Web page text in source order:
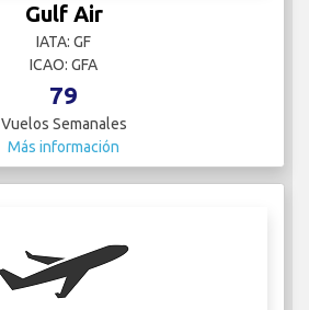
Gulf Air
IATA: GF
ICAO: GFA
79
Vuelos Semanales
Más información